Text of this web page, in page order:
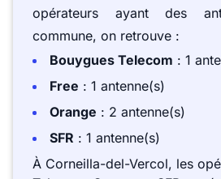
opérateurs ayant des
commune, on retrouve :
Bouygues Telecom : 1
Free : 1 antenne(s)
Orange : 2 antenne(s)
SFR : 1 antenne(s)
À Corneilla-del-Vercol, les